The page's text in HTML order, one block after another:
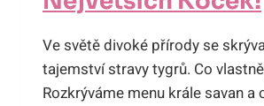
Ve světě divoké přírody se
tajemství stravy tygrů. Co
Rozkrýváme menu krále savan a